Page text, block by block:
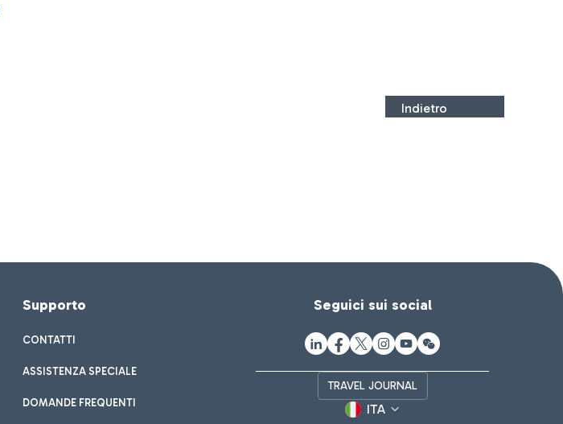
Indietro
Supporto
CONTATTI
ASSISTENZA SPECIALE
DOMANDE FREQUENTI
Seguici sui social
TRAVEL JOURNAL
ITA